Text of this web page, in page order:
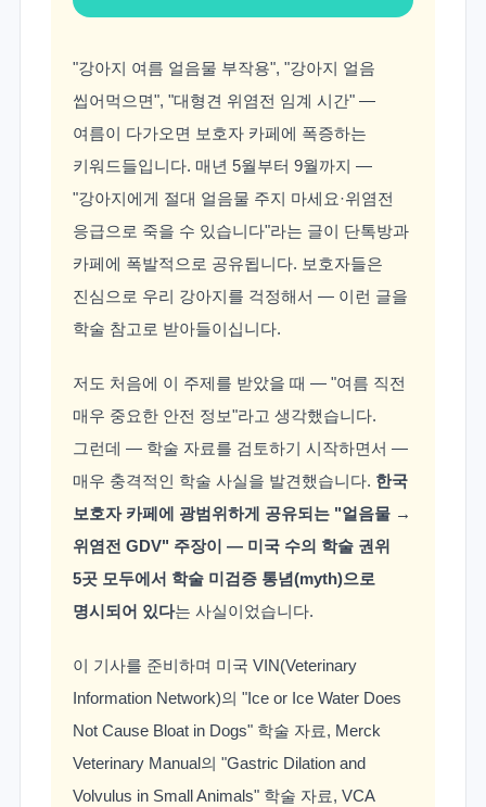
"강아지 여름 얼음물 부작용", "강아지 얼음
씹어먹으면", "대형견 위염전 임계 시간" —
여름이 다가오면 보호자 카페에 폭증하는
키워드들입니다. 매년 5월부터 9월까지 —
"강아지에게 절대 얼음물 주지 마세요·위염전
응급으로 죽을 수 있습니다"라는 글이 단톡방과
카페에 폭발적으로 공유됩니다. 보호자들은
진심으로 우리 강아지를 걱정해서 — 이런 글을
학술 참고로 받아들이십니다.
저도 처음에 이 주제를 받았을 때 — "여름 직전
매우 중요한 안전 정보"라고 생각했습니다.
그런데 — 학술 자료를 검토하기 시작하면서 —
매우 충격적인 학술 사실을 발견했습니다. 한국
보호자 카페에 광범위하게 공유되는 "얼음물 →
위염전 GDV" 주장이 — 미국 수의 학술 권위
5곳 모두에서 학술 미검증 통념(myth)으로
명시되어 있다는 사실이었습니다.
이 기사를 준비하며 미국 VIN(Veterinary
Information Network)의 "Ice or Ice Water Does
Not Cause Bloat in Dogs" 학술 자료, Merck
Veterinary Manual의 "Gastric Dilation and
Volvulus in Small Animals" 학술 자료, VCA